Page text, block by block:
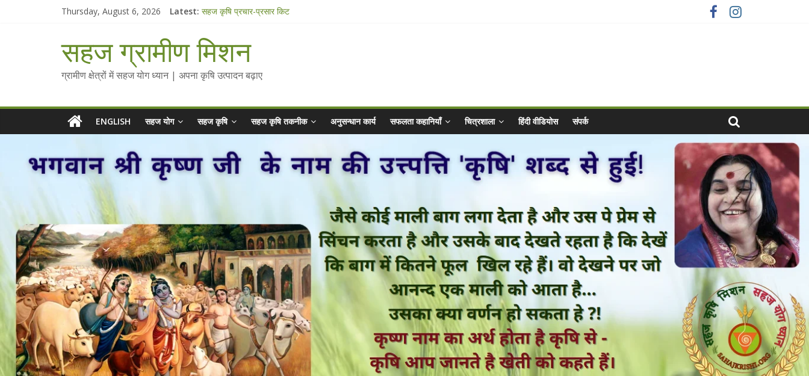
Thursday, August 6, 2026 Latest: सहज कृषि प्रचार-प्रसार किट
Standee Designs @ 2025 for Sahaj Krishi Promotions
Chalo Gaon Ki Or Abhiyaan - 2025-26
Collected Talks on Vibrated Water
सहज ग्रामीण मिशन
ग्रामीण क्षेत्रों में सहज योग ध्यान | अपना कृषि उत्पादन बढ़ाए
ENGLISH सहज योग सहज कृषि सहज कृषि तकनीक अनुसन्धान कार्य सफलता कहानियाँ चित्रशाला हिंदी वीडियोस संपर्क